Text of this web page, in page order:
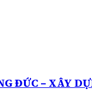
ĐỨC – XÂY